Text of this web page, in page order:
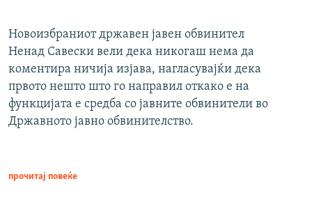
Новоизбраниот државен јавен обвинител
Ненад Савески вели дека никогаш нема да
коментира ничија изјава, нагласувајќи дека
првото нешто што го направил откако е на
функцијата е средба со јавните обвинители во
Државното јавно обвинителство.
прочитај повеќе